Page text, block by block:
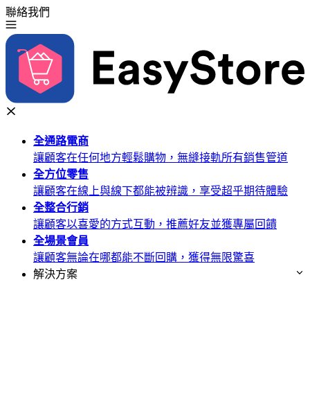
聯絡我們
全通路電商
讓顧客在任何地方輕鬆購物，無縫接軌所有銷售管道
全方位零售
讓顧客在線上與線下都能被辨識，享受超乎期待體驗
全整合行銷
讓顧客以喜愛的方式互動，推薦好友並獲專屬回饋
全場景會員
讓顧客無論在哪都能不斷回購，獲得無限驚喜
解決方案